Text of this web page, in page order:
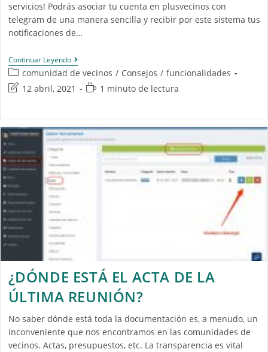
servicios! Podrás asociar tu cuenta en plusvecinos con
telegram de una manera sencilla y recibir por este sistema tus
notificaciones de…
Continuar Leyendo
comunidad de vecinos / Consejos / funcionalidades
12 abril, 2021
1 minuto de lectura
¿DÓNDE ESTÁ EL ACTA DE LA
ÚLTIMA REUNIÓN?
No saber dónde está toda la documentación es, a menudo, un
inconveniente que nos encontramos en las comunidades de
vecinos. Actas, presupuestos, etc. La transparencia es vital